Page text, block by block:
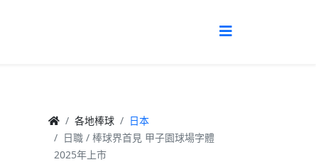
各地棒球
日本
日職 / 棒球界首見 甲子園球場字體
2025年上市